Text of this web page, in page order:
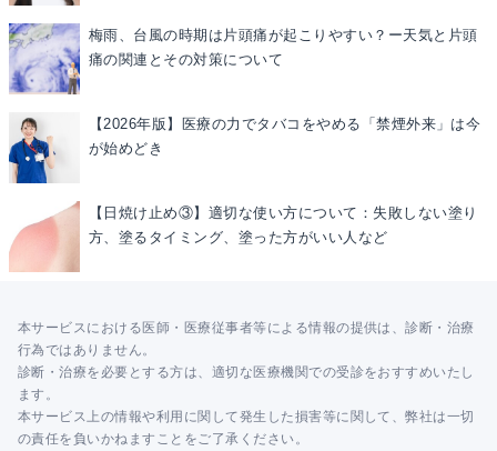
梅雨、台風の時期は片頭痛が起こりやすい？ー天気と片頭
痛の関連とその対策について
【2026年版】医療の力でタバコをやめる「禁煙外来」は今
が始めどき
【日焼け止め③】適切な使い方について：失敗しない塗り
方、塗るタイミング、塗った方がいい人など
本サービスにおける医師・医療従事者等による情報の提供は、診断・治療
行為ではありません。
診断・治療を必要とする方は、適切な医療機関での受診をおすすめいたし
ます。
本サービス上の情報や利用に関して発生した損害等に関して、弊社は一切
の責任を負いかねますことをご了承ください。